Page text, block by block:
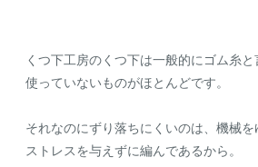
くつ下工房のくつ下は一般的にゴム糸
使っていないものがほとんどです。
それなのにずり落ちにくいのは、機械
ストレスを与えずに編んであるから。